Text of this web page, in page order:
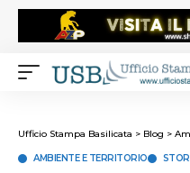
Ufficio Stampa Basilicata > Blog >
AMBIENTE E TERRITORIO